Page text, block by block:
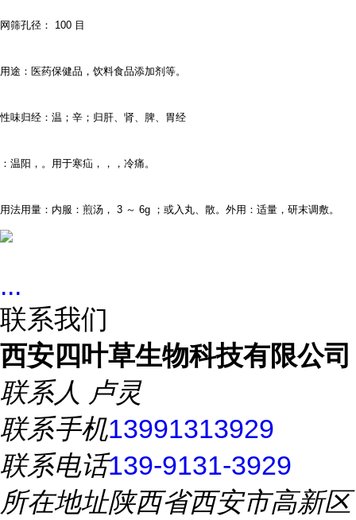
网筛孔径： 100 目
用途：医药保健品，饮料食品添加剂等。
性味归经：温；辛；归肝、肾、脾、胃经
：温阳，。用于寒疝，，，冷痛。
用法用量：内服：煎汤， 3 ～ 6g ；或入丸、散。外用：适量，研末调敷。
...
联系我们
西安四叶草生物科技有限公司
联系人 卢灵
联系手机13991313929
联系电话139-9131-3929
所在地址陕西省西安市高新区